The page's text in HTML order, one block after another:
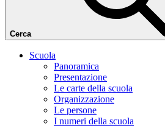
Cerca
Scuola
Panoramica
Presentazione
Le carte della scuola
Organizzazione
Le persone
I numeri della scuola